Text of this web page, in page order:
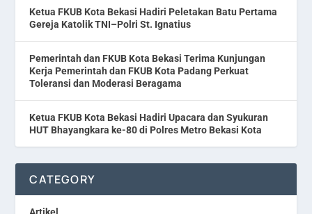
Ketua FKUB Kota Bekasi Hadiri Peletakan Batu Pertama
Gereja Katolik TNI–Polri St. Ignatius
Pemerintah dan FKUB Kota Bekasi Terima Kunjungan
Kerja Pemerintah dan FKUB Kota Padang Perkuat
Toleransi dan Moderasi Beragama
Ketua FKUB Kota Bekasi Hadiri Upacara dan Syukuran
HUT Bhayangkara ke-80 di Polres Metro Bekasi Kota
CATEGORY